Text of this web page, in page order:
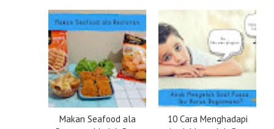
Makan Seafood ala
10 Cara Menghadapi